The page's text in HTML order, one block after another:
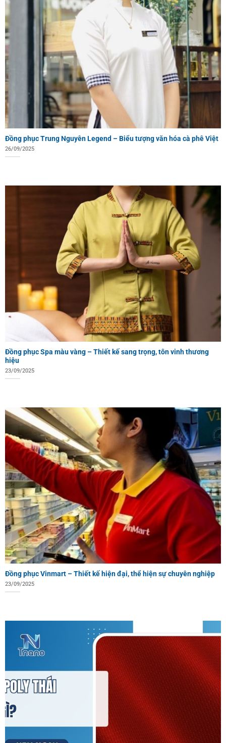
Đồng phục Trung Nguyên Legend – Biểu tượng văn hóa cà phê Việt
26/09/2025
Đồng phục Spa màu vàng – Thiết kế sang trọng, tôn vinh thương
hiệu
23/09/2025
Đồng phục Vinmart – Thiết kế hiện đại, thể hiện sự chuyên nghiệp
23/09/2025